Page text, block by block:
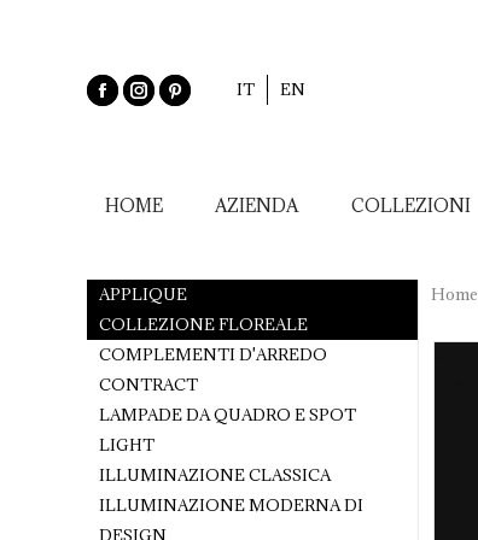
IT EN
HOME AZIENDA COLLEZIONI
Home
APPLIQUE
COLLEZIONE FLOREALE
COMPLEMENTI D'ARREDO
CONTRACT
LAMPADE DA QUADRO E SPOT
LIGHT
ILLUMINAZIONE CLASSICA
ILLUMINAZIONE MODERNA DI
DESIGN